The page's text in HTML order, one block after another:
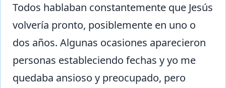
Todos hablaban constantemente que Jesús
volvería pronto, posiblemente en uno o
dos años. Algunas ocasiones aparecieron
personas estableciendo fechas y yo me
quedaba ansioso y preocupado, pero